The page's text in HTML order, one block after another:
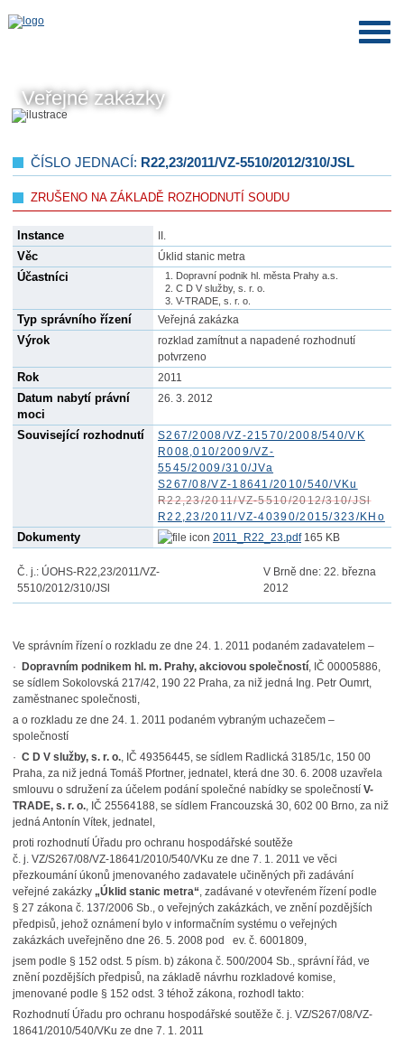
Veřejné zakázky
ČÍSLO JEDNACÍ: R22,23/2011/VZ-5510/2012/310/JSL
ZRUŠENO NA ZÁKLADĚ ROZHODNUTÍ SOUDU
Instance II.
Věc Úklid stanic metra
Účastníci
Dopravní podnik hl. města Prahy a.s.
C D V služby, s. r. o.
V-TRADE, s. r. o.
Typ správního řízení Veřejná zakázka
Výrok
rozklad zamítnut a napadené rozhodnutí
potvrzeno
Rok 2011
Datum nabytí právní
moci
26. 3. 2012
Související rozhodnutí
S267/2008/VZ-21570/2008/540/VK
R008,010/2009/VZ-
5545/2009/310/JVa
S267/08/VZ-18641/2010/540/VKu
R22,23/2011/VZ-5510/2012/310/JSl
R22,23/2011/VZ-40390/2015/323/KHo
Dokumenty 2011_R22_23.pdf165 KB
Č. j.: ÚOHS-R22,23/2011/VZ-
5510/2012/310/JSl
V Brně dne: 22. března
2012
Ve správním řízení o rozkladu ze dne 24. 1. 2011 podaném zadavatelem –
·
Dopravním podnikem hl. m. Prahy, akciovou společností, IČ 00005886,
se sídlem Sokolovská 217/42, 190 22 Praha, za niž jedná Ing. Petr Oumrt,
zaměstnanec společnosti,
a o rozkladu ze dne 24. 1. 2011 podaném vybraným uchazečem –
společností
· C D V služby, s. r. o., IČ 49356445, se sídlem Radlická 3185/1c, 150 00
Praha, za niž jedná Tomáš Pfortner, jednatel, která dne 30. 6. 2008 uzavřela
smlouvu o sdružení za účelem podání společné nabídky se společností V-
TRADE, s. r. o., IČ 25564188, se sídlem Francouzská 30, 602 00 Brno, za niž
jedná Antonín Vítek, jednatel,
proti rozhodnutí Úřadu pro ochranu hospodářské soutěže
č. j. VZ/S267/08/VZ-18641/2010/540/VKu ze dne 7. 1. 2011 ve věci
přezkoumání úkonů jmenovaného zadavatele učiněných při zadávání
veřejné zakázky „Úklid stanic metra“, zadávané v otevřeném řízení podle
§ 27 zákona č. 137/2006 Sb., o veřejných zakázkách, ve znění pozdějších
předpisů, jehož oznámení bylo v informačním systému o veřejných
zakázkách uveřejněno dne 26. 5. 2008 pod ev. č. 6001809,
jsem podle § 152 odst. 5 písm. b) zákona č. 500/2004 Sb., správní řád, ve
znění pozdějších předpisů, na základě návrhu rozkladové komise,
jmenované podle § 152 odst. 3 téhož zákona, rozhodl takto:
Rozhodnutí Úřadu pro ochranu hospodářské soutěže č. j. VZ/S267/08/VZ-
18641/2010/540/VKu ze dne 7. 1. 2011